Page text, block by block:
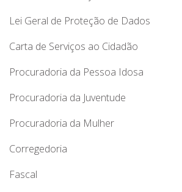
Lei Geral de Proteção de Dados
Carta de Serviços ao Cidadão
Procuradoria da Pessoa Idosa
Procuradoria da Juventude
Procuradoria da Mulher
Corregedoria
Fascal